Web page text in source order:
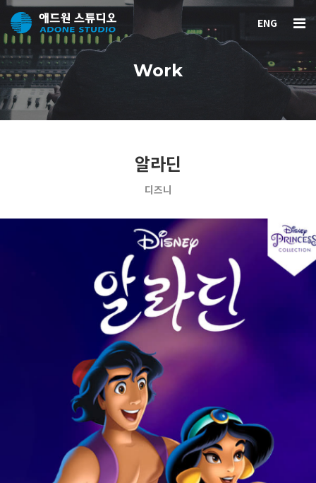
ENG
Work
알라딘
디즈니